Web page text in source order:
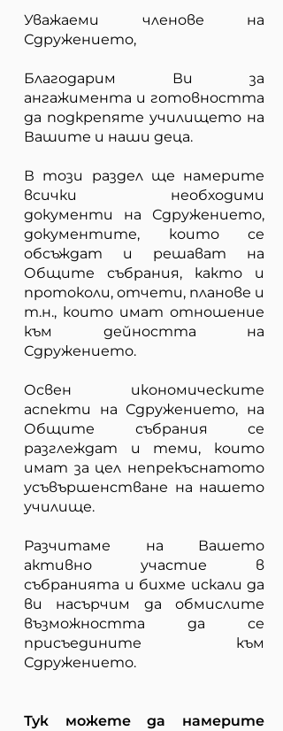
Уважаеми членове на
Сдружението,
Благодарим Ви за
ангажимента и готовността
да подкрепяте училището на
Вашите и наши деца.
В този раздел ще намерите
всички необходими
документи на Сдружението,
документите, които се
обсъждат и решават на
Общите събрания, както и
протоколи, отчети, планове и
т.н., които имат отношение
към дейността на
Сдружението.
Освен икономическите
аспекти на Сдружението, на
Общите събрания се
разглеждат и теми, които
имат за цел непрекъснатото
усъвършенстване на нашето
училище.
Разчитаме на Вашето
активно участие в
събранията и бихме искали да
ви насърчим да обмислите
възможността да се
присъедините към
Сдружението.
Тук можете да намерите